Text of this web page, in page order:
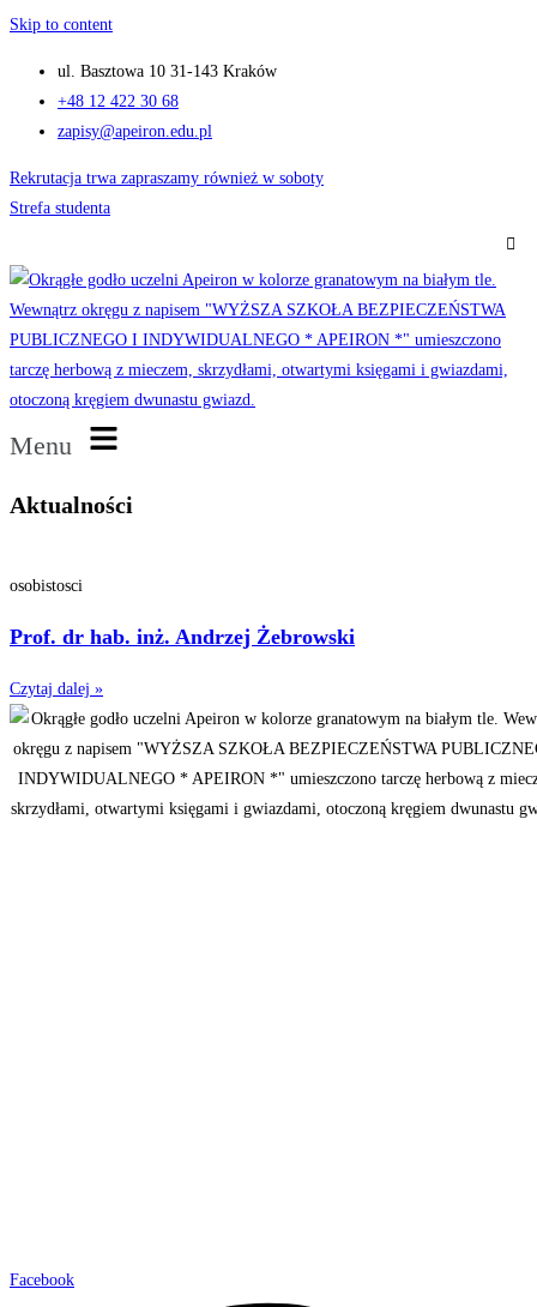
Skip to content
ul. Basztowa 10 31-143 Kraków
+48 12 422 30 68
zapisy@apeiron.edu.pl
Rekrutacja trwa zapraszamy również w soboty
Strefa studenta
Menu
Aktualności
osobistosci
Prof. dr hab. inż. Andrzej Żebrowski
Czytaj dalej »
Facebook